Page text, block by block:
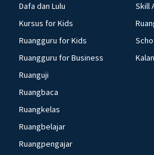
Dafa dan Lulu
Kursus for Kids
Ruangguru for Kids
Ruangguru for Business
Ruanguji
Ruangbaca
Ruangkelas
Ruangbelajar
Ruangpengajar
Skill